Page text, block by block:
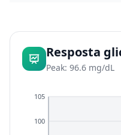
Resposta
Peak: 96.6 mg/dL
100
105